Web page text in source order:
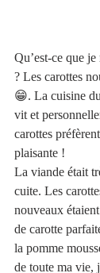
Qu’est-ce que
? Les carottes
😁. La cuisine
vit et
carottes
plaisante !
La viande était
cuite. Les
nouveaux
de carotte
la pomme
de toute ma vie,